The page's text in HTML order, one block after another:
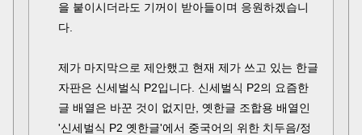
을 붙이시더라도 기꺼이 받아들이며 응원하겠습니
다.
제가 마지막으로 제안했고 현재 제가 쓰고 있는 한글
자판은 신세벌식 P2입니다. 신세벌식 P2의 요즘한
글 배열은 바꾼 것이 없지만, 옛한글 조합용 배열인
'신세벌식 P2 옛한글'에서 중국어의 위한 치두음/정